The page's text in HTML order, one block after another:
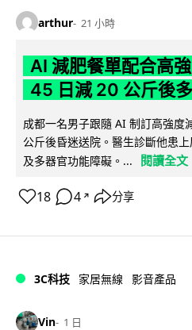
arthur 21 小時
AI 減肥餐單配合高
45 日減 20 公斤後
成都一名男子跟隨 AI 制訂高強度
公斤後昏迷送院。醫生診斷他患
及多器官功能障礙。...
閱讀全文
18 4 ↗ 分享
3C科技 家居無線 影音產品
Vin 1 日